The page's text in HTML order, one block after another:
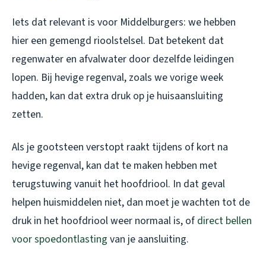
Iets dat relevant is voor Middelburgers: we hebben
hier een gemengd rioolstelsel. Dat betekent dat
regenwater en afvalwater door dezelfde leidingen
lopen. Bij hevige regenval, zoals we vorige week
hadden, kan dat extra druk op je huisaansluiting
zetten.
Als je gootsteen verstopt raakt tijdens of kort na
hevige regenval, kan dat te maken hebben met
terugstuwing vanuit het hoofdriool. In dat geval
helpen huismiddelen niet, dan moet je wachten tot de
druk in het hoofdriool weer normaal is, of direct bellen
voor spoedontlasting van je aansluiting.